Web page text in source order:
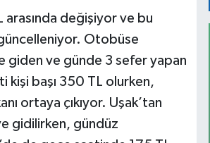
değişiyor ve bu
Otobüse
giden ve günde 3 sefer yapan
kişi başı 350 TL olurken,
ortaya çıkıyor. Uşak’tan
gidilirken, gündüz